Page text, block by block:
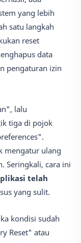
yang lebih
satu langkah
reset
data
pengaturan izin
lalu
tiga di pojok
mengatur ulang
Seringkali, cara ini
telah
yang sulit.
kondisi sudah
Reset" atau